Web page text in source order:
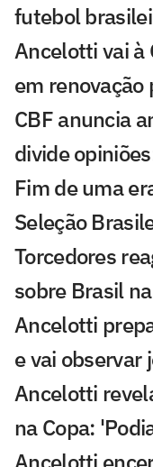
futebol
Ancelotti vai à
em renovação
CBF anuncia
divide
Fim de uma
Seleção
Torcedores
sobre Brasil
Ancelotti
e vai observar
Ancelotti
na Copa: